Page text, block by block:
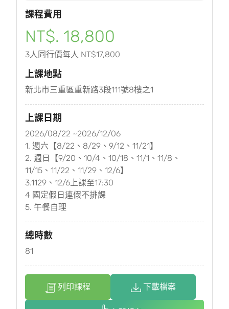
課程費用
NT$. 18,800
3人同行價每人 NT$17,800
上課地點
新北市三重區重新路3段111號8樓之1
上課日期
2026/08/22 ~2026/12/06
1. 週六【8/22、8/29、9/12、11/21】
2. 週日【9/20、10/4、10/18、11/1、11/8、
11/15、11/22、11/29、12/6】
3.1129、12/6上課至17:30
4 國定假日連假不排課
5. 午餐自理
總時數
81
列印課程 下載檔案